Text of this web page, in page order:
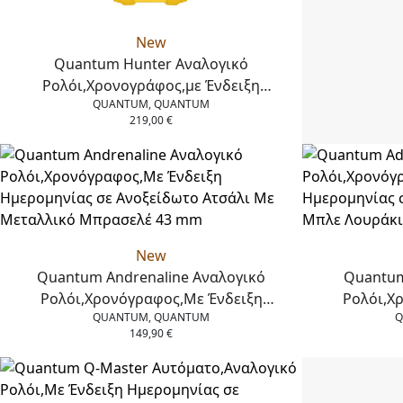
New
Quantum Hunter Αναλογικό
Ρολόι,Χρονογράφος,με Ένδειξη
Ημερομηνίας σε Ανοξείδωτο Ατσάλι με
Κίτρινο Λουράκι Σιλικόνης, 43.5 mm
QUANTUM, QUANTUM
219,00€
New
Quantum Andrenaline Αναλογικό
Ρολόι,Χρονόγραφος,Με Ένδειξη
Ημερομηνίας σε Ανοξείδωτο Ατσάλι Με
Μεταλλικό Μπρασελέ 43 mm
QUANTUM, QUANTUM
149,90€